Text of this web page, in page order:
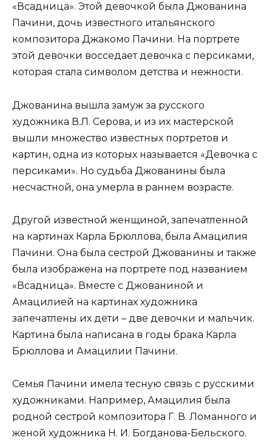
«Всадница». Этой девочкой была Джованина
Пачини, дочь известного итальянского
композитора Джакомо Пачини. На портрете
этой девочки восседает девочка с персиками,
которая стала символом детства и нежности.
Джованина вышла замуж за русского
художника В.Л. Серова, и из их мастерской
вышли множество известных портретов и
картин, одна из которых называется «Девочка с
персиками». Но судьба Джованины была
несчастной, она умерла в раннем возрасте.
Другой известной женщиной, запечатленной
на картинах Карла Брюллова, была Амацилия
Пачини. Она была сестрой Джованины и также
была изображена на портрете под названием
«Всадница». Вместе с Джованиной и
Амацилией на картинах художника
запечатлены их дети – две девочки и мальчик.
Картина была написана в годы брака Карла
Брюллова и Амацилии Пачини.
Семья Пачини имела тесную связь с русскими
художниками. Например, Амацилия была
родной сестрой композитора Г. В. Ломанного и
женой художника Н. И. Богданова-Бельского.